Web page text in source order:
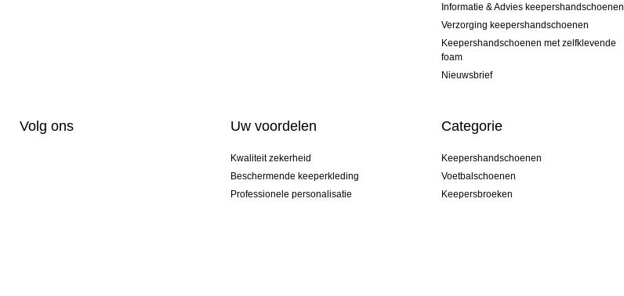
Informatie & Advies keepershandschoenen
Verzorging keepershandschoenen
Keepershandschoenen met zelfklevende
foam
Nieuwsbrief
Volg ons Uw voordelen
Kwaliteit zekerheid
Beschermende keeperkleding
Professionele personalisatie
Categorie
Keepershandschoenen
Voetbalschoenen
Keepersbroeken